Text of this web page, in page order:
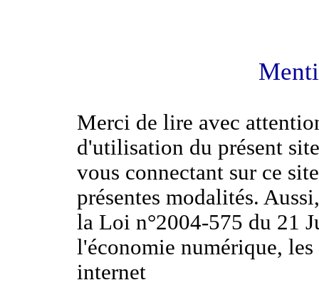
Merci de lire avec
d'utilisation du présent
vous connectant sur ce
présentes modalités.
la Loi n°2004-575 du 21
l'économie numérique, les
internet